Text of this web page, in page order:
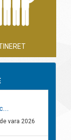
vara 2026